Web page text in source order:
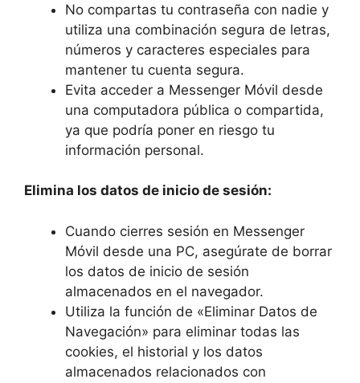
No compartas tu​ contraseña con nadie y
utiliza una combinación segura de letras,
números y caracteres especiales para
mantener tu cuenta segura.
Evita acceder a ⁢Messenger Móvil ‍desde
una computadora‌ pública⁢ o compartida,
ya ⁣que podría poner en‌ riesgo tu⁣
información personal.
Elimina los datos de inicio de sesión:
Cuando cierres sesión en Messenger
Móvil desde una ‌PC, asegúrate de borrar
los ⁤datos⁢ de inicio‌ de⁤ sesión
almacenados ‍en el navegador.
Utiliza la función de⁣ «Eliminar ​Datos de
Navegación» para eliminar todas las
cookies, el historial y ⁤los⁣ datos
almacenados relacionados con ​